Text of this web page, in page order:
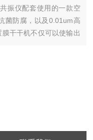
振仪配套使用的一款空
菌防腐，以及0.01um高
干干机不仅可以使输出
所需要的高品质压缩空